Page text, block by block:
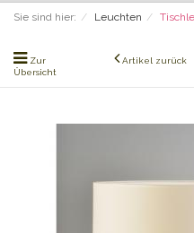
Sie sind hier: Leuchten
Zur
Übersicht
Artikel zurück